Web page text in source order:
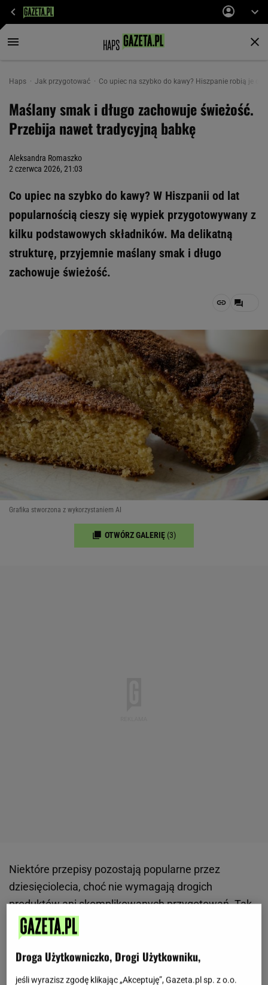
Haps Jak przygotować Co upiec na szybko do kawy? Hiszpanie robią je
Maślany smak i długo zachowuje świeżość.
Przebija nawet tradycyjną babkę
Aleksandra Romaszko
2 czerwca 2026, 21:03
Co upiec na szybko do kawy? W Hiszpanii od lat
popularnością cieszy się wypiek przygotowywany z
kilku podstawowych składników. Ma delikatną
strukturę, przyjemnie maślany smak i długo
zachowuje świeżość.
Grafika stworzona z wykorzystaniem AI
OTWÓRZ GALERIĘ (3)
Niektóre przepisy pozostają popularne przez
dziesięciolecia, choć nie wymagają drogich
produktów ani skomplikowanych przygotowań. Tak
jest w przypadku bica mantecada, tradycyjnego
ciastapochodzącego z hiszpańskiej Galicji.
Wyróżnia je wilgotny środek, lekko chrupiąca
warstwa na wierzchu i wyrazisty maślany aromat.
Droga Użytkowniczko, Drogi Użytkowniku,
jeśli wyrazisz zgodę klikając „Akceptuję”, Gazeta.pl sp. z o.o.